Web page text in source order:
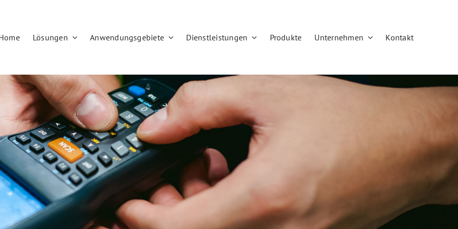
Lösungen Anwendungsgebiete Dienstleistungen Produkte Unternehmen Kontakt